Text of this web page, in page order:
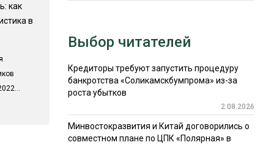
как
в
Выбор читателей
Кредиторы требуют запустить процедуру
банкротства «Соликамскбумпрома» из-за
роста убытков
2.08.2026
Минвостокразвития и Китай договорились о
совместном плане по ЦПК «Полярная» в